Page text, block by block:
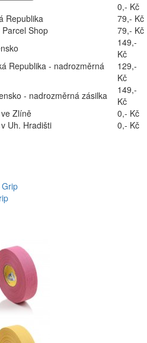
0,- Kč
Republika
79,- Kč
Shop
79,- Kč
149,-
Kč
Republika - nadrozměrná
129,-
Kč
- nadrozměrná zásilka
149,-
Kč
Zlíně
0,- Kč
Uh. Hradišti
0,- Kč